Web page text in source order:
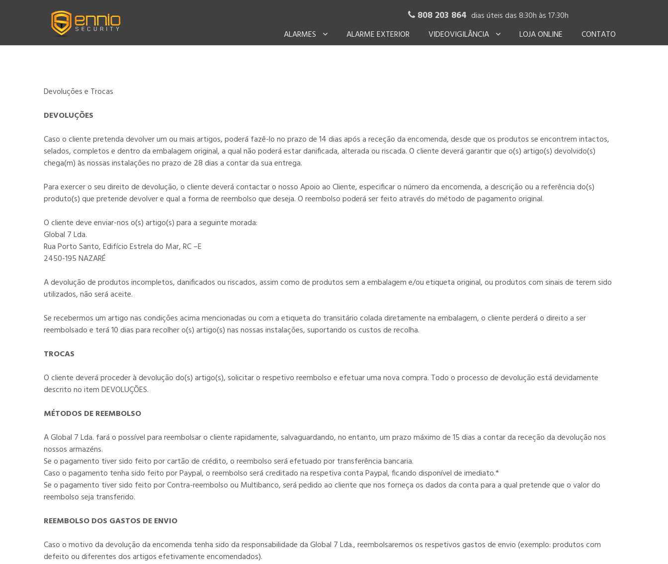
808 203 864 dias úteis das 8:30h às 17:30h
ALARMES
ALARME EXTERIOR VIDEOVIGILÂNCIA LOJA ONLINE CONTATO
Devoluções e Trocas
DEVOLUÇÕES
Caso o cliente pretenda devolver um ou mais artigos, poderá fazê-lo no prazo de 14 dias após a receção da encomenda, desde que os produtos se encontrem intactos,
selados, completos e dentro da embalagem original, a qual não poderá estar danificada, alterada ou riscada. O cliente deverá garantir que o(s) artigo(s) devolvido(s)
chega(m) às nossas instalações no prazo de 28 dias a contar da sua entrega.
Para exercer o seu direito de devolução, o cliente deverá contactar o nosso Apoio ao Cliente, especificar o número da encomenda, a descrição ou a referência do(s)
produto(s) que pretende devolver e qual a forma de reembolso que deseja. O reembolso poderá ser feito através do método de pagamento original.
O cliente deve enviar-nos o(s) artigo(s) para a seguinte morada:
Global 7 Lda.
Rua Porto Santo, Edifício Estrela do Mar, RC –E
2450-195 NAZARÉ
A devolução de produtos incompletos, danificados ou riscados, assim como de produtos sem a embalagem e/ou etiqueta original, ou produtos com sinais de terem sido
utilizados, não será aceite.
Se recebermos um artigo nas condições acima mencionadas ou com a etiqueta do transitário colada diretamente na embalagem, o cliente perderá o direito a ser
reembolsado e terá 10 dias para recolher o(s) artigo(s) nas nossas instalações, suportando os custos de recolha.
TROCAS
O cliente deverá proceder à devolução do(s) artigo(s), solicitar o respetivo reembolso e efetuar uma nova compra. Todo o processo de devolução está devidamente
descrito no item DEVOLUÇÕES.
MÉTODOS DE REEMBOLSO
A Global 7 Lda. fará o possível para reembolsar o cliente rapidamente, salvaguardando, no entanto, um prazo máximo de 15 dias a contar da receção da devolução nos
nossos armazéns.
Se o pagamento tiver sido feito por cartão de crédito, o reembolso será efetuado por transferência bancaria.
Caso o pagamento tenha sido feito por Paypal, o reembolso será creditado na respetiva conta Paypal, ficando disponível de imediato.*
Se o pagamento tiver sido feito por Contra-reembolso ou Multibanco, será pedido ao cliente que nos forneça os dados da conta para a qual pretende que o valor do
reembolso seja transferido.
REEMBOLSO DOS GASTOS DE ENVIO
Caso o motivo da devolução da encomenda tenha sido da responsabilidade da Global 7 Lda., reembolsaremos os respetivos gastos de envio (exemplo: produtos com
defeito ou diferentes dos artigos efetivamente encomendados).